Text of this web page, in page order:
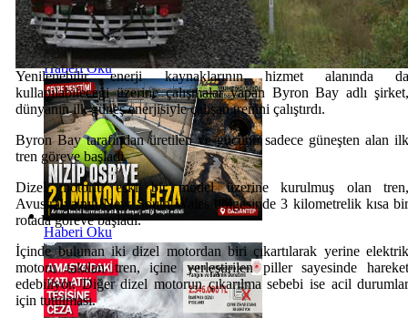
Haberi Oku
Haberi Oku
Yenilenebilir enerji kaynaklarının hizmet alanında
kullanılabileceği üzerine çalışmalar yapan Byron Bay adlı
dünyanın ilk güneş enerjisiyle çalışan trenini çalıştırdı.
Byron Bay tarafından üretilen ve gücünü sadece güneşten alan
tren göreve başladı.
Dizel motorlu eski bir model üzerine kurulmuş olan
Avustralya'nın New South Wales bölgesinde 3 kilometrelik kısa
rotada göreve başladı.
İçinde bulunan iki dizel motordan biri çıkartılarak yerine
motoru takılan tren, içine yerleştirilen piller sayesinde
edebiliyor. Diğer dizel motorun çıkarılma sebebi ise acil
için tutulması.